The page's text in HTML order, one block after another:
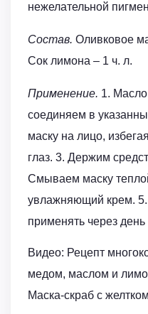
нежелательной
Состав. Оливковое
Сок лимона – 1 ч. л.
Применение. 1.
соединяем в
маску на лицо,
глаз. 3. Держим
Смываем маску
увлажняющий крем.
применять через
Видео: Рецепт
медом, маслом и
Маска-скраб с